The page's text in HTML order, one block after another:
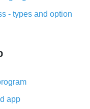
- types and option
purchases on
for AliExpress
and what are
app